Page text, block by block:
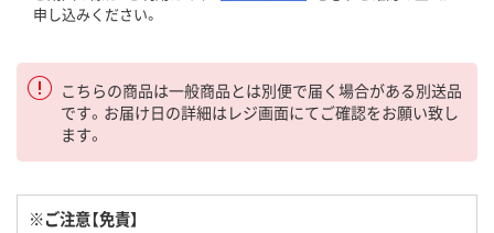
申し込みください。
こちらの商品は一般商品とは別便で届く場合がある別送品
です。お届け日の詳細はレジ画面にてご確認をお願い致し
ます。
※ご注意【免責】